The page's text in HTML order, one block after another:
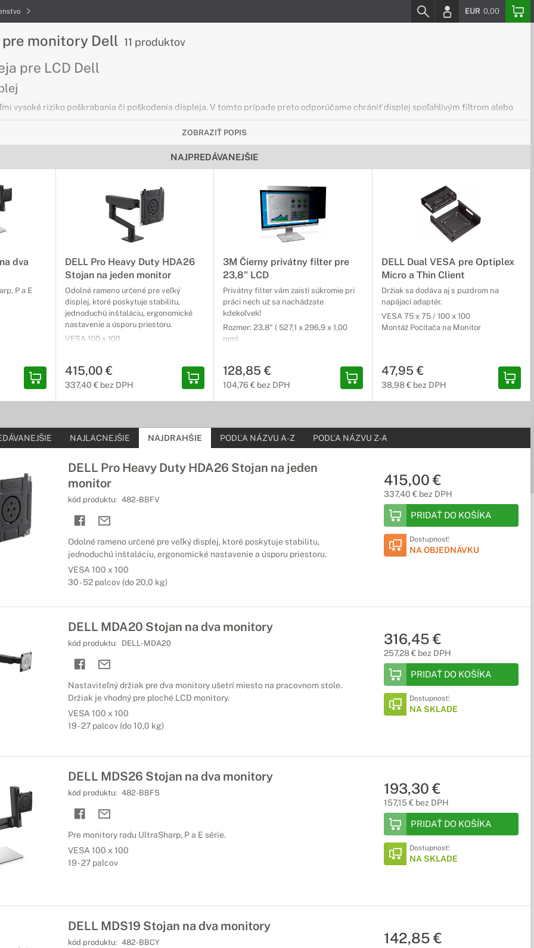
EUR 0,00
monitory Dell 11 produktov
pre LCD Dell
vysoké riziko poškrabania či poškodenia displeja. V tomto prípade preto odporúčame chrániť displej spoľahlivým filtrom alebo
doplnky
doplnky, ktoré vám uľahčia každodennú prácu alebo poskytnú väčšie pohodlie? U nás nájdete širokú ponuku doplnkov pre váš
monitory Dell
predstáv
na monitor, ktorý vám umožní flexibilnejšiu prácu s monitorom. Výška, sklon, otočenie monitora a mnohé ďalšie vychytávky
podľa vašich predstáv.
ZOBRAZIŤ POPIS
NAJPREDÁVANEJŠIE
dva
P a E
DELL Pro Heavy Duty HDA26
Stojan na jeden monitor
Odolné rameno určené pre veľký
displej, ktoré poskytuje stabilitu,
jednoduchú inštaláciu, ergonomické
nastavenie a úsporu priestoru.
VESA 100 x 100
415,00 €
337,40 € bez DPH
3M Čierny privátny filter pre
23,8" LCD
Privátny filter vám zaistí súkromie pri
práci nech už sa nachádzate
kdekoľvek!
Rozmer: 23,8" ( 527,1 x 296,9 x 1,00
mm)
128,85 €
104,76 € bez DPH
DELL Dual VESA pre Optiplex
Micro a Thin Client
Držiak sa dodáva aj s puzdrom na
napájací adaptér.
VESA 75 x 75 / 100 x 100
Montáž Počítača na Monitor
47,95 €
38,98 € bez DPH
NAJLACNEJŠIE NAJDRAHŠIE PODĽA NÁZVU A-Z PODĽA NÁZVU Z-A
DELL Pro Heavy Duty HDA26 Stojan na jeden
monitor
kód produktu: 482-BBFV
Odolné rameno určené pre veľký displej, ktoré poskytuje stabilitu,
jednoduchú inštaláciu, ergonomické nastavenie a úsporu priestoru.
VESA 100 x 100
30 - 52 palcov (do 20,0 kg)
415,00 €
337,40 € bez DPH
PRIDAŤ DO KOŠÍKA
Dostupnosť:
NA OBJEDNÁVKU
DELL MDA20 Stojan na dva monitory
kód produktu: DELL-MDA20
Nastaviteľný držiak pre dva monitory ušetrí miesto na pracovnom stole.
Držiak je vhodný pre ploché LCD monitory.
VESA 100 x 100
19 - 27 palcov (do 10,0 kg)
316,45 €
257,28 € bez DPH
PRIDAŤ DO KOŠÍKA
Dostupnosť:
NA SKLADE
DELL MDS26 Stojan na dva monitory
kód produktu: 482-BBFS
Pre monitory radu UltraSharp, P a E série.
VESA 100 x 100
19 - 27 palcov
193,30 €
157,15 € bez DPH
PRIDAŤ DO KOŠÍKA
Dostupnosť:
NA SKLADE
DELL MDS19 Stojan na dva monitory
kód produktu: 482-BBCY 142,85 €